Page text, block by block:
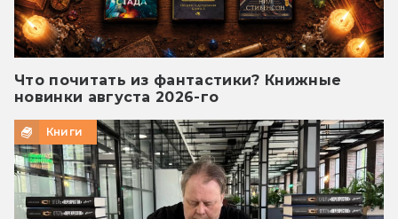
Что почитать из фантастики? Книжные
новинки августа 2026-го
Книги